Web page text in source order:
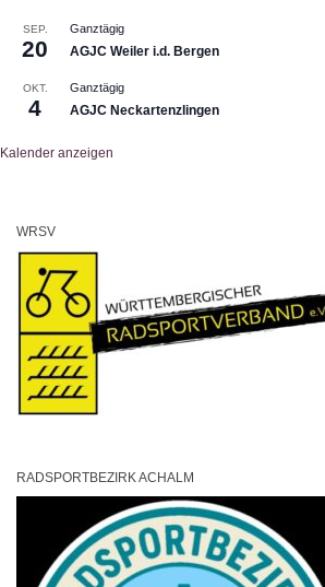
SEP.
20
Ganztägig
AGJC Weiler i.d. Bergen
OKT.
4
Ganztägig
AGJC Neckartenzlingen
Kalender anzeigen
WRSV
RADSPORTBEZIRK ACHALM